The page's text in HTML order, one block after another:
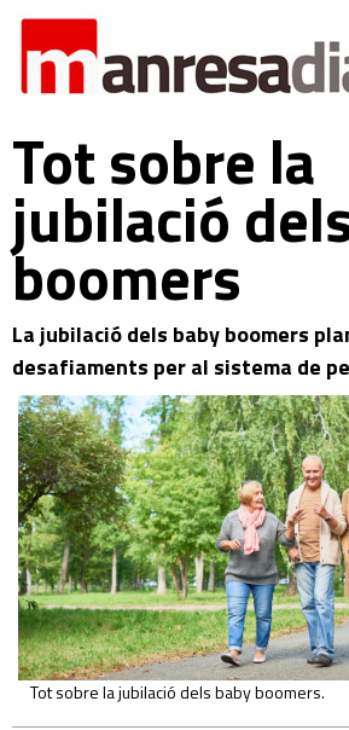
Tot sobre la
jubilació
boomers
La jubilació dels baby boomers
desafiaments per al sistema de
Tot sobre la jubilació dels baby boomers.